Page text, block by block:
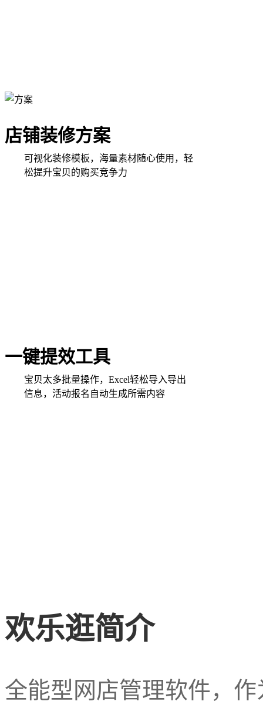
店铺装修方案
可视化装修模板，海量素材随心使用，轻
松提升宝贝的购买竞争力
一键提效工具
宝贝太多批量操作，Excel轻松导入导出
信息，活动报名自动生成所需内容
欢乐逛简介
全能型网店管理软件，